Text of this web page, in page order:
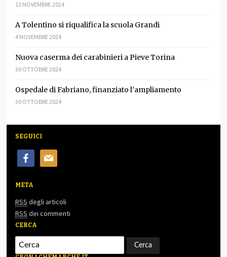
13 NOVEMBRE 2024
A Tolentino si riqualifica la scuola Grandi
4 NOVEMBRE 2024
Nuova caserma dei carabinieri a Pieve Torina
30 OTTOBRE 2024
Ospedale di Fabriano, finanziato l’ampliamento
30 OTTOBRE 2024
SEGUICI
facebookmail
META
RSS degli articoli
RSS dei commenti
CERCA